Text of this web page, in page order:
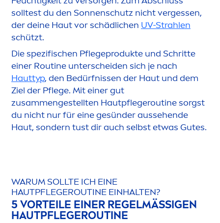
solltest du den Sonnenschutz nicht vergessen,
der deine Haut vor schädlichen UV-Strahlen
schützt.
Die spezifischen Pflegeprodukte und Schritte
einer Routine unterscheiden sich je nach
Hauttyp, den Bedürfnissen der Haut und dem
Ziel der Pflege. Mit einer gut
zusammengestellten Hautpflegeroutine sorgst
du nicht nur für eine gesünder aussehende
Haut, sondern tust dir auch selbst etwas Gutes.
WARUM SOLLTE ICH EINE
HAUTPFLEGEROUTINE EINHALTEN?
5 VORTEILE EINER REGELMÄSSIGEN H
AUTPFLEGEROUTINE